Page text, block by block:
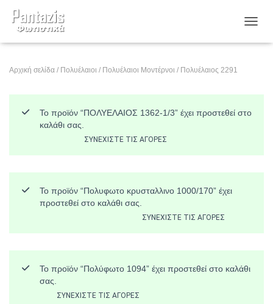
Αρχική σελίδα / Πολυέλαιοι / Πολυέλαιοι Μοντέρνοι / Πολυέλαιος 2291
Το προϊόν “ΠΟΛΥΕΛΑΙΟΣ 1362-1/3” έχει προστεθεί στο
καλάθι σας.
ΣΥΝΕΧΊΣΤΕ ΤΙΣ ΑΓΟΡΈΣ
Το προϊόν “Πολυφωτο κρυσταλλινο 1000/170” έχει
προστεθεί στο καλάθι σας.
ΣΥΝΕΧΊΣΤΕ ΤΙΣ ΑΓΟΡΈΣ
Το προϊόν “Πολύφωτο 1094” έχει προστεθεί στο καλάθι
σας.
ΣΥΝΕΧΊΣΤΕ ΤΙΣ ΑΓΟΡΈΣ